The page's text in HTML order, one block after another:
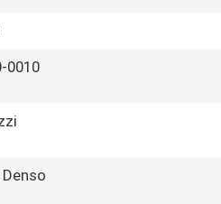
0010